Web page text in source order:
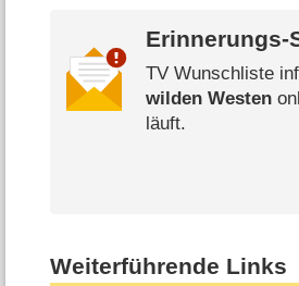
Erinnerungs-
TV Wunschliste
wilden Westen
läuft.
Weiterführende Links